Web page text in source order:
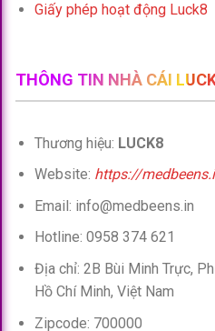
Giấy phép hoạt động Luck8
THÔNG TIN NHÀ CÁI
Thương hiệu: LUCK8
Website: https://
Email: info@medbeens.in
Hotline: 0958 374 621
Địa chỉ: 2B Bùi Minh Trực,
Hồ Chí Minh, Việt Nam
Zipcode: 700000